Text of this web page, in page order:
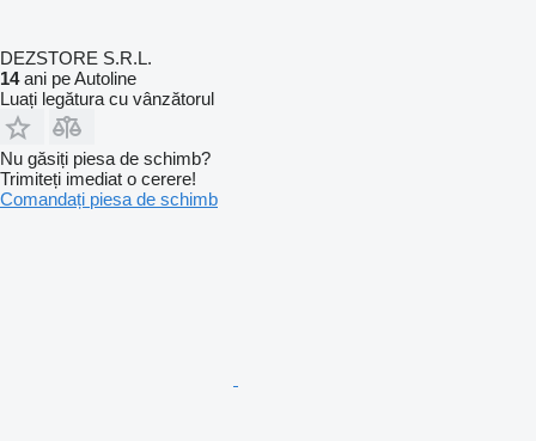
DEZSTORE S.R.L.
14ani pe Autoline
Luați legătura cu vânzătorul
Nu găsiți piesa de schimb?
Trimiteți imediat o cerere!
Comandați piesa de schimb